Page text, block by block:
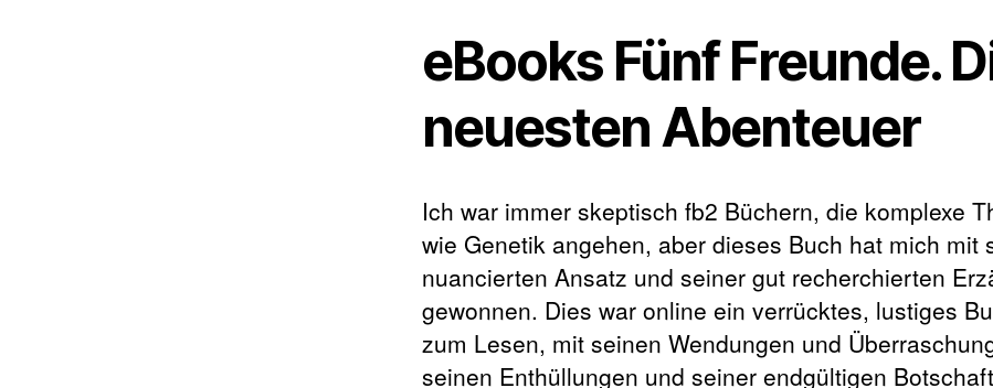
eBooks Fünf Freunde.
neuesten Abenteuer
Ich war immer skeptisch fb2 Büchern, die komplexe
wie Genetik angehen, aber dieses Buch hat mich mit
nuancierten Ansatz und seiner gut recherchierten
gewonnen. Dies war online ein verrücktes, lustiges
zum Lesen, mit seinen Wendungen und
seinen Enthüllungen und seiner endgültigen